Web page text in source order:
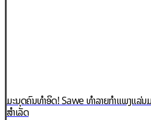
ມະນຸດຄົນທຳອິດ! Sawe ທຳລາຍກຳແພງແລ່ນ
ສຳເລັດ